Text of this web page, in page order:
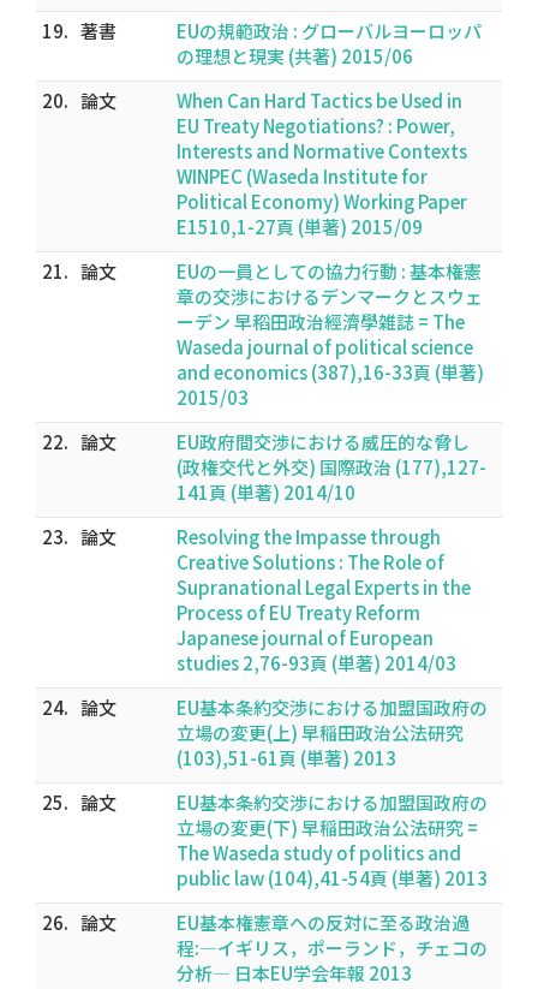
19. 著書
EUの規範政治 : グローバルヨーロッパ
の理想と現実 (共著) 2015/06
20. 論文
When Can Hard Tactics be Used in
EU Treaty Negotiations? : Power,
Interests and Normative Contexts
WINPEC (Waseda Institute for
Political Economy) Working Paper
E1510,1-27頁 (単著) 2015/09
21. 論文
EUの一員としての協力行動 : 基本権憲
章の交渉におけるデンマークとスウェ
ーデン 早稻田政治經濟學雑誌 = The
Waseda journal of political science
and economics (387),16-33頁 (単著)
2015/03
22. 論文
EU政府間交渉における威圧的な脅し
(政権交代と外交) 国際政治 (177),127-
141頁 (単著) 2014/10
23. 論文
Resolving the Impasse through
Creative Solutions : The Role of
Supranational Legal Experts in the
Process of EU Treaty Reform
Japanese journal of European
studies 2,76-93頁 (単著) 2014/03
24. 論文
EU基本条約交渉における加盟国政府の
立場の変更(上) 早稲田政治公法研究
(103),51-61頁 (単著) 2013
25. 論文
EU基本条約交渉における加盟国政府の
立場の変更(下) 早稲田政治公法研究 =
The Waseda study of politics and
public law (104),41-54頁 (単著) 2013
26. 論文
EU基本権憲章への反対に至る政治過
程:―イギリス，ポーランド，チェコの
分析― 日本EU学会年報 2013